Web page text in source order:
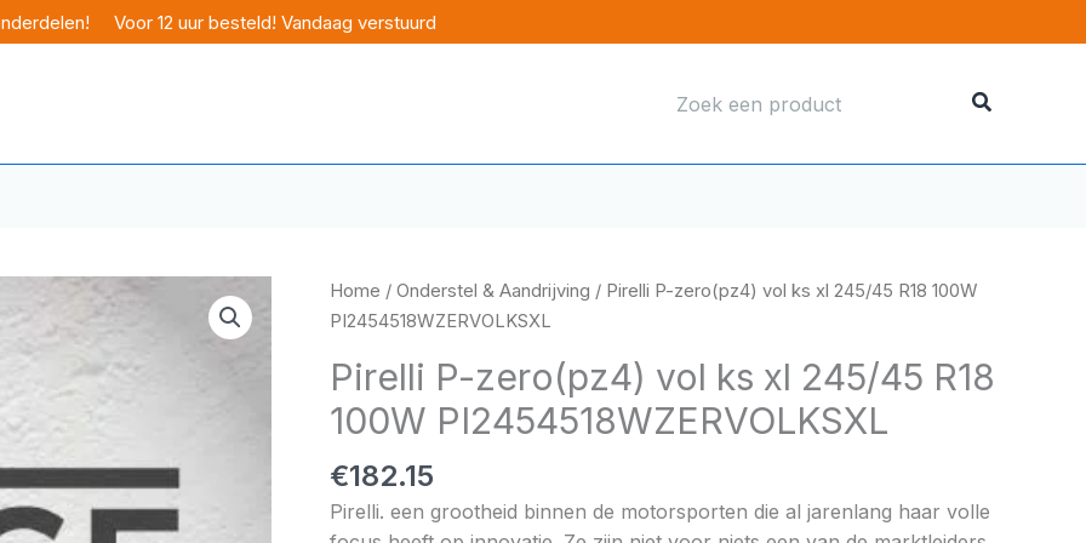
Voor 12 uur besteld! Vandaag verstuurd
naar:
Home / Onderstel & Aandrijving / Pirelli P-zero(pz4) vol ks xl 245/45 R18 100W
PI2454518WZERVOLKSXL
Pirelli P-zero(pz4) vol ks xl 245/45 R18
100W PI2454518WZERVOLKSXL
€182.15
Pirelli. een grootheid binnen de motorsporten die al jarenlang haar volle